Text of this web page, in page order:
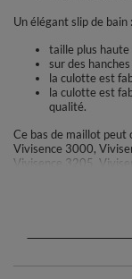
Un élégant slip de bain :
taille plus haute
sur des
la culotte est
la culotte est
qualité.
Ce bas de maillot peut
Vivisence 3000,
Vivisence 3205,
Noir : 90% polyamide,